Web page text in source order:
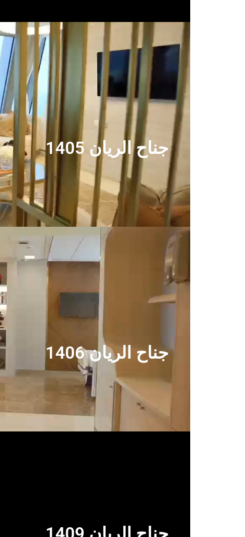
جناح الريان 1405
جناح الريان 1406